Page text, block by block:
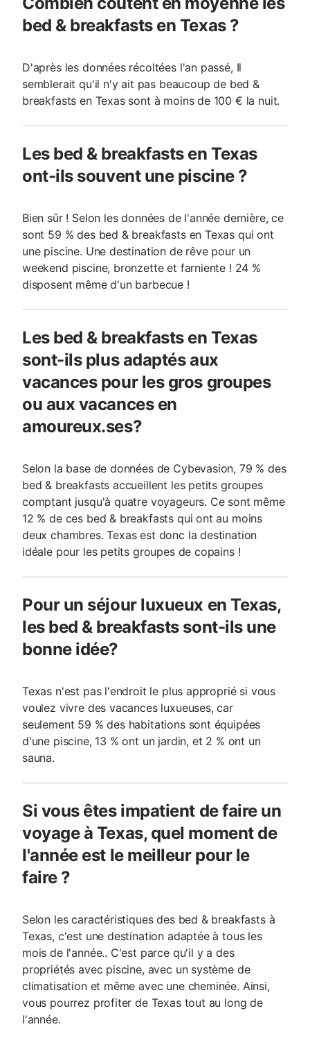
bed & breakfasts en Texas ?
D'après les données récoltées l'an passé, Il
semblerait qu'il n'y ait pas beaucoup de bed &
breakfasts en Texas sont à moins de 100 € la nuit.
Les bed & breakfasts en Texas
ont-ils souvent une piscine ?
Bien sûr ! Selon les données de l'année dernière, ce
sont 59 % des bed & breakfasts en Texas qui ont
une piscine. Une destination de rêve pour un
weekend piscine, bronzette et farniente ! 24 %
disposent même d'un barbecue !
Les bed & breakfasts en Texas
sont-ils plus adaptés aux
vacances pour les gros groupes
ou aux vacances en
amoureux.ses?
Selon la base de données de Cybevasion, 79 % des
bed & breakfasts accueillent les petits groupes
comptant jusqu'à quatre voyageurs. Ce sont même
12 % de ces bed & breakfasts qui ont au moins
deux chambres. Texas est donc la destination
idéale pour les petits groupes de copains !
Pour un séjour luxueux en Texas,
les bed & breakfasts sont-ils une
bonne idée?
Texas n'est pas l'endroit le plus approprié si vous
voulez vivre des vacances luxueuses, car
seulement 59 % des habitations sont équipées
d'une piscine, 13 % ont un jardin, et 2 % ont un
sauna.
Si vous êtes impatient de faire un
voyage à Texas, quel moment de
l'année est le meilleur pour le
faire ?
Selon les caractéristiques des bed & breakfasts à
Texas, c'est une destination adaptée à tous les
mois de l'année.. C'est parce qu'il y a des
propriétés avec piscine, avec un système de
climatisation et même avec une cheminée. Ainsi,
vous pourrez profiter de Texas tout au long de
l'année.